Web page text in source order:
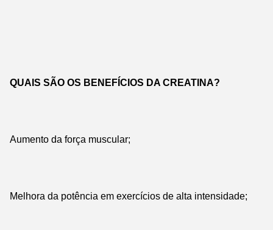
QUAIS SÃO OS BENEFÍCIOS DA CREATINA?
Aumento da força muscular;
Melhora da potência em exercícios de alta intensidade;